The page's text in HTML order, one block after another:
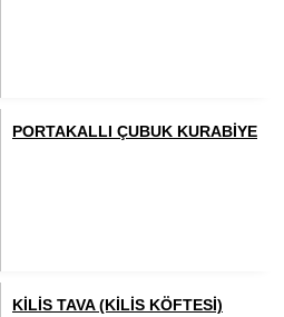
PORTAKALLI ÇUBUK KURABİYE
KİLİS TAVA (KİLİS KÖFTESİ)